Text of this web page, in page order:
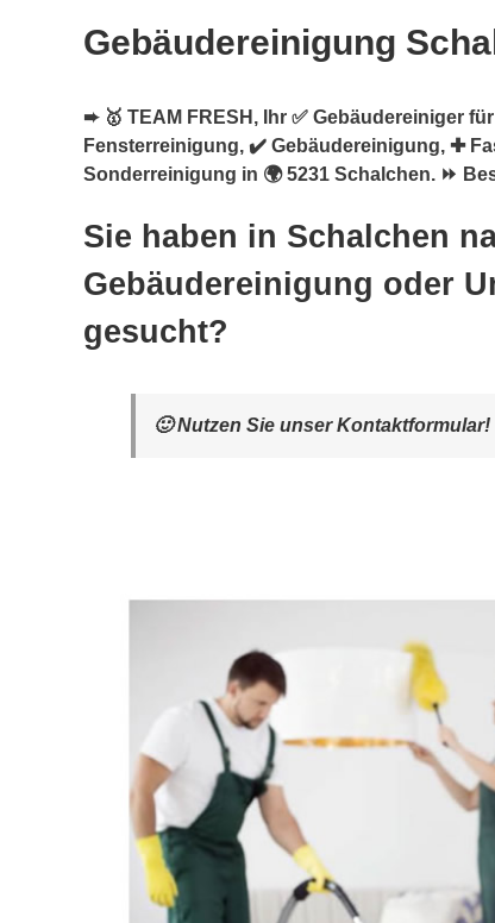
Gebäudereinigung
➨ 🥇 TEAM FRESH, Ihr ✅ Gebäudereiniger
Fensterreinigung, ✔️ Gebäudereinigung, ✚
Sonderreinigung in 🌍 5231 Schalchen. ⏩
Sie haben in Schalchen
Gebäudereinigung oder
gesucht?
🙂 Nutzen Sie unser Kontaktformular!